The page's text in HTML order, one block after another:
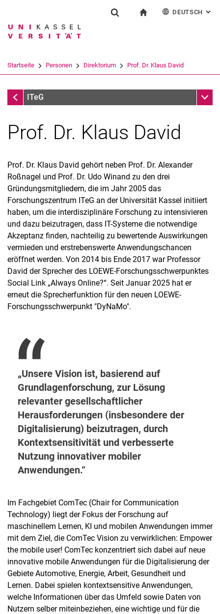
Springe direkt zu: Inhalt
Springe direkt zu: Suche
Springe direkt zu:
Suchbegriff
Suchen (öffnet externen Link in einem
DEUTSCH :
Startseite Personen Direktorium Prof. Dr. Klaus David
Direktorium
ITeG
Aktuelles
Personen
Direktorium
Beirat
Alle Wissenschaftlich Mitarbeitenden
Research Fellows
Geschäftsstelle
Ehemalige ITeG-Mitglieder
Stellenangebote
Jahresberichte
Prof. Dr. Klaus David
Prof. Dr. Klaus David gehört neben Prof. Dr. Alexander
Roßnagel und Prof. Dr. Udo Winand zu den drei
Gründungsmitgliedern, die im Jahr 2005 das
Forschungszentrum ITeG an der Universität Kassel initiiert
haben, um die interdisziplinäre Forschung zu intensivieren
und dazu beizutragen, dass IT-Systeme die notwendige
Akzeptanz finden, nachteilig zu bewertende Auswirkungen
vermieden und erstrebenswerte Anwendungschancen
eröffnet werden. Von 2014 bis Ende 2017 war Professor
David der Sprecher des LOEWE-Forschungsschwerpunktes
Social Link „Always Online?“. Seit Januar 2025 hat er
erneut die Sprecherfunktion für den neuen LOEWE-
Forschungsschwerpunkt "DyNaMo".
Unsere Vision ist, basierend auf
Grundlagenforschung, zur Lösung
relevanter gesellschaftlicher
Herausforderungen (insbesondere der
Digitalisierung) beizutragen, durch
Kontextsensitivität und verbesserte
Nutzung innovativer mobiler
Anwendungen.
Im Fachgebiet ComTec (Chair for Communication
Technology) liegt der Fokus der Forschung auf
maschinellem Lernen, KI und mobilen Anwendungen immer
mit dem Ziel, die ComTec Vision zu verwirklichen: Empower
the mobile user! ComTec konzentriert sich dabei auf neue
innovative mobile Anwendungen für die Digitalisierung der
Gebiete Automotive, Energie, Arbeit, Gesundheit und
Lernen. Dabei spielen kontextsensitive Anwendungen,
welche Informationen über das Umfeld sowie Daten von
Nutzern selber miteinbeziehen, eine wichtige und für die